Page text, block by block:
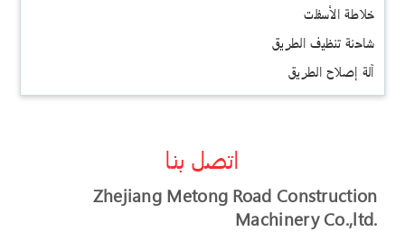
خلاطة الأسفلت
شاحنة تنظيف الطريق
آلة إصلاح الطريق
اتصل بنا
Zhejiang Metong Road Construction
Machinery Co.,ltd.